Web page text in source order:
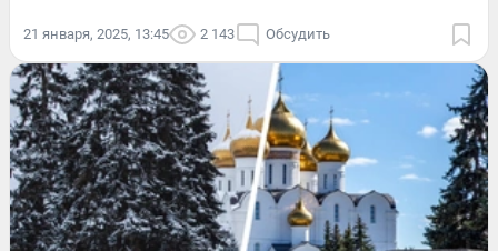
21 января, 2025, 13:45 2 143 Обсудить